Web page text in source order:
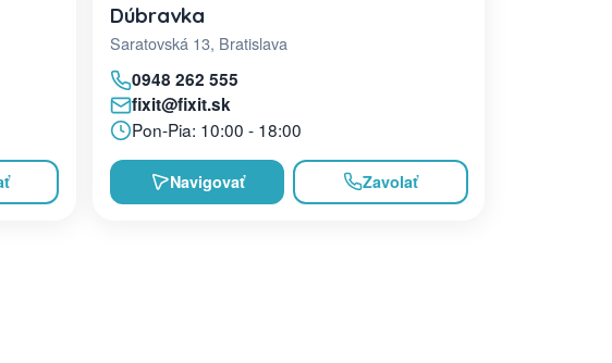
Dúbravka
Saratovská 13, Bratislava
0948 262 555
fixit@fixit.sk
Pon-Pia: 10:00 - 18:00
Navigovať Zavolať